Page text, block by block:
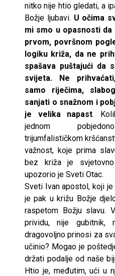
nitko nije htio gledati, a
Božje ljubavi. U očima
mi smo u opasnosti
prvom, površnom
logiku križa, da ne
spašava puštajući da
svijeta. Ne
samo riječima,
sanjati o snažnom i
je velika napast.
jednom
trijumfalističkom
važnost, koje prima
bez križa je
upozorio je Sveti Otac.
Sveti Ivan apostol, koji
je pak u križu Božje
raspetom Božju slavu.
prividu, nije
dragovoljno prinosi za
učinio? Mogao je
držati podalje od naše
Htio je, međutim, ući u